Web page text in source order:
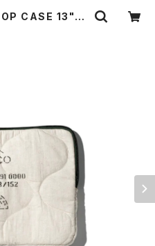
CASE 13" |